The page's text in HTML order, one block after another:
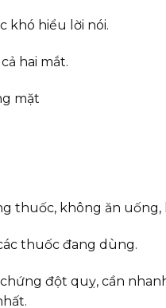
khó hiểu lời nói.
hai mắt.
mặt
thuốc, không ăn
thuốc đang dùng.
đột quỵ, cần